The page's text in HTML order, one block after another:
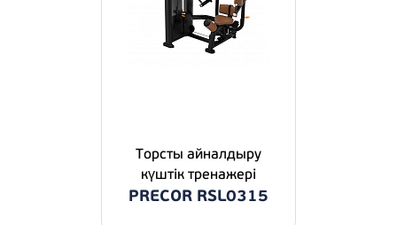
Торсты айналдыру
күштік тренажері
PRECOR RSL0315